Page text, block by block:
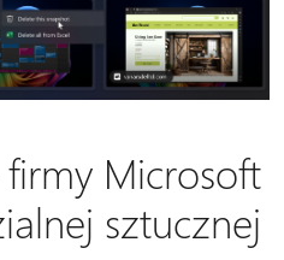
Microsoft
sztucznej